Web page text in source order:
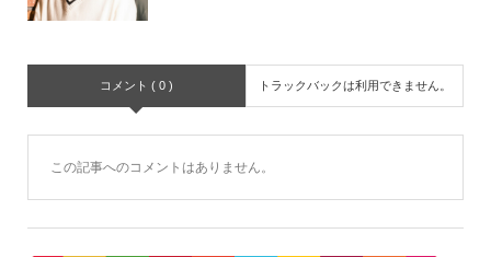
コメント ( 0 ) トラックバックは利用できません。
この記事へのコメントはありません。